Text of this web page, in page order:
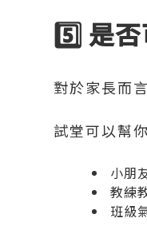
5️⃣ 是
對於家長而
試堂可以幫
小朋
教練
班級